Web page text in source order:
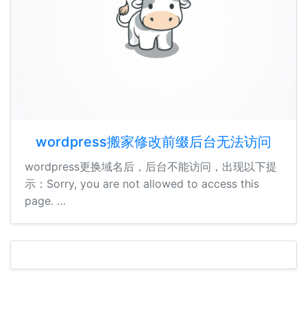
wordpress搬家修改前缀后台无法访问
wordpress更换域名后，后台不能访问，出现以下提
示：Sorry, you are not allowed to access this
page. …